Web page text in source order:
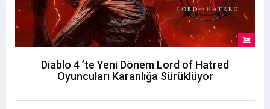
Diablo 4 ’te Yeni Dönem Lord of Hatred
Oyuncuları Karanlığa Sürüklüyor